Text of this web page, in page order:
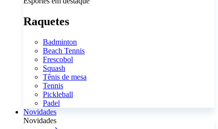
Raquetes
Badminton
Beach Tennis
Frescobol
Squash
Tênis de mesa
Tennis
Pickleball
Padel
Novidades
Novidades